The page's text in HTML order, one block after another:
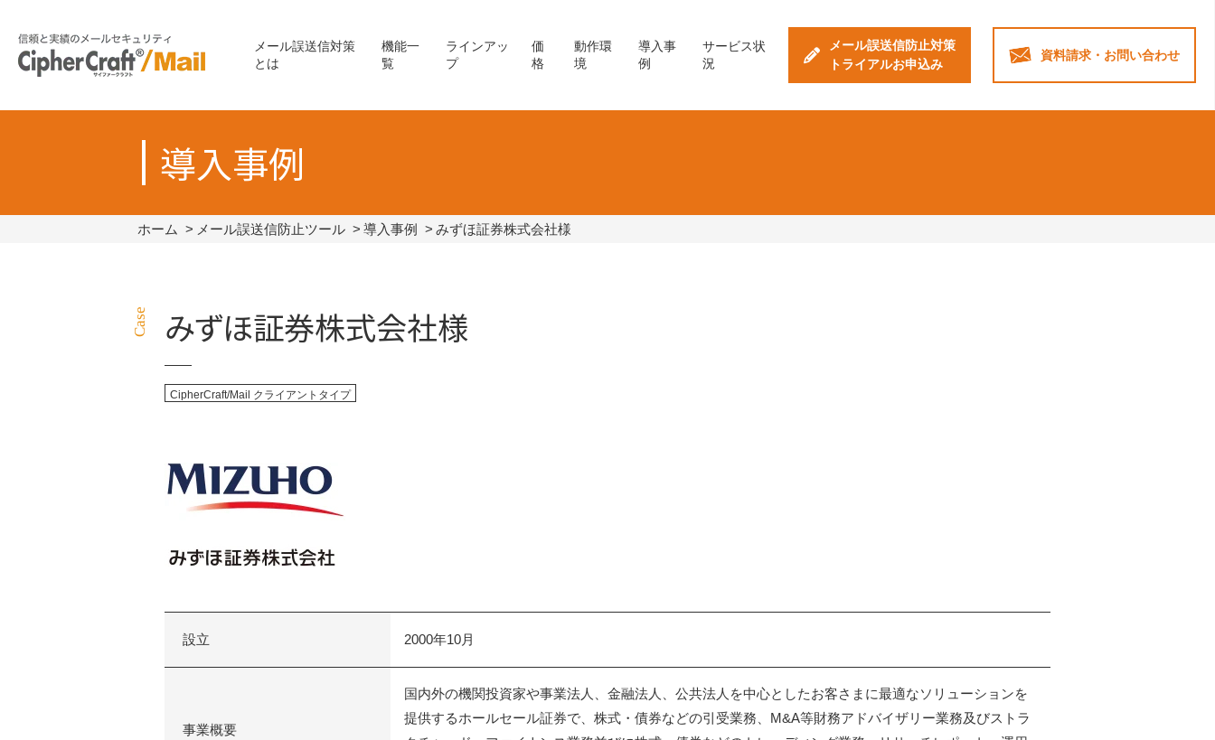
メール誤送信対策
とは
機能一
覧
ラインアッ
プ
価
格
動作環
境
導入事
例
サービス状
況
メール誤送信防止対策
トライアルお申込み
資料請求・ お問い合わせ
導入事例
ホーム メール誤送信防止ツール 導入事例 みずほ証券株式会社様
みずほ証券株式会社様
CipherCraft/Mail クライアントタイプ
設立 2000年10月
事業概要
国内外の機関投資家や事業法人、金融法人、公共法人を中心としたお客さまに最適なソリューションを
提供するホールセール証券で、株式・債券などの引受業務、M&A等財務アドバイザリー業務及びストラ